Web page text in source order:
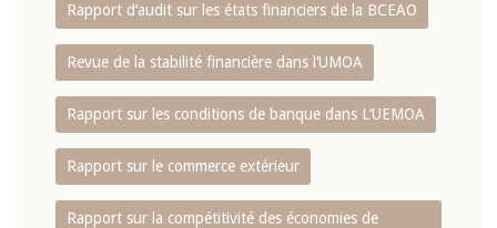
Rapport d‘audit sur les états financiers de la BCEAO
Revue de la stabilité financière dans l‘UMOA
Rapport sur les conditions de banque dans L‘UEMOA
Rapport sur le commerce extérieur
Rapport sur la compétitivité des économies de